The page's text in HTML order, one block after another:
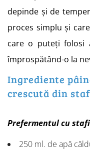
depinde și de
proces simplu și
care o puteți folosi
împrospătând-o la
Ingrediente
crescută din
Prefermentul cu
250 ml. de apă